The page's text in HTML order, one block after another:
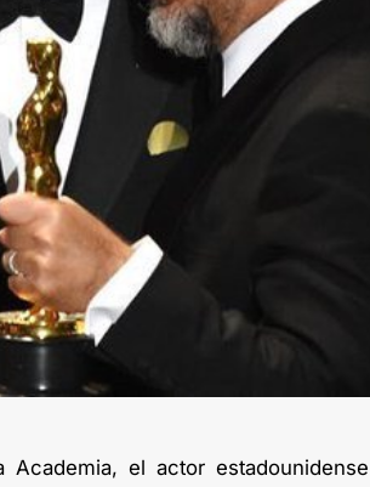
el actor estadounidense